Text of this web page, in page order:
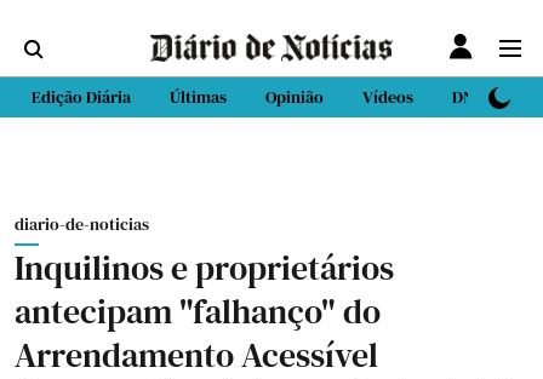
Edição Diária Últimas Opinião Vídeos DN Sport
diario-de-noticias
Inquilinos e proprietários
antecipam "falhanço" do
Arrendamento Acessível